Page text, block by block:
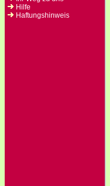
Hilfe
Haftungshinweis